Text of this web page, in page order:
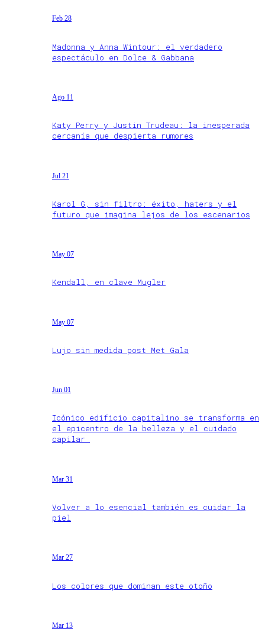
Feb 28
Madonna y Anna Wintour: el verdadero
espectáculo en Dolce & Gabbana
Ago 11
Katy Perry y Justin Trudeau: la inesperada
cercanía que despierta rumores
Jul 21
Karol G, sin filtro: éxito, haters y el
futuro que imagina lejos de los escenarios
May 07
Kendall, en clave Mugler
May 07
Lujo sin medida post Met Gala
Jun 01
Icónico edificio capitalino se transforma en
el epicentro de la belleza y el cuidado
capilar
Mar 31
Volver a lo esencial también es cuidar la
piel
Mar 27
Los colores que dominan este otoño
Mar 13